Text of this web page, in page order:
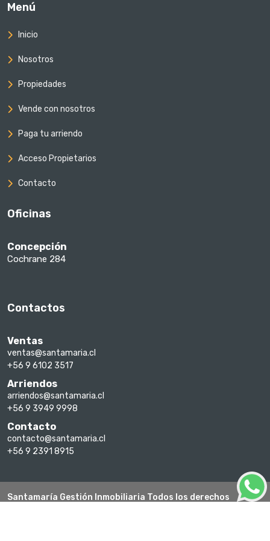
Menú
Inicio
Nosotros
Propiedades
Vende con nosotros
Paga tu arriendo
Acceso Propietarios
Contacto
Oficinas
Concepción
Cochrane 284
Contactos
Ventas
ventas@santamaria.cl
+56 9 6102 3517
Arriendos
arriendos@santamaria.cl
+56 9 3949 9998
Contacto
contacto@santamaria.cl
+56 9 2391 8915
Santamaría Gestión Inmobiliaria Todos los derechos